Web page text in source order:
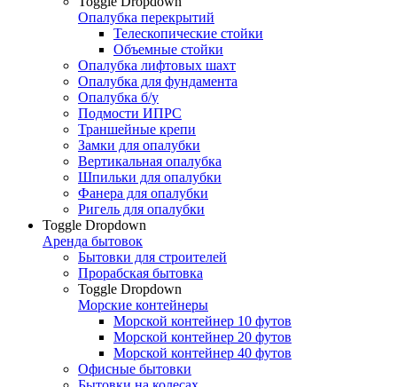
Опалубка перекрытий
Телескопические стойки
Объемные стойки
Опалубка лифтовых шахт
Опалубка для фундамента
Опалубка б/у
Подмости ИПРС
Траншейные крепи
Замки для опалубки
Вертикальная опалубка
Шпильки для опалубки
Фанера для опалубки
Ригель для опалубки
Toggle Dropdown
Аренда бытовок
Бытовки для строителей
Прорабская бытовка
Toggle Dropdown
Морские контейнеры
Морской контейнер 10 футов
Морской контейнер 20 футов
Морской контейнер 40 футов
Офисные бытовки